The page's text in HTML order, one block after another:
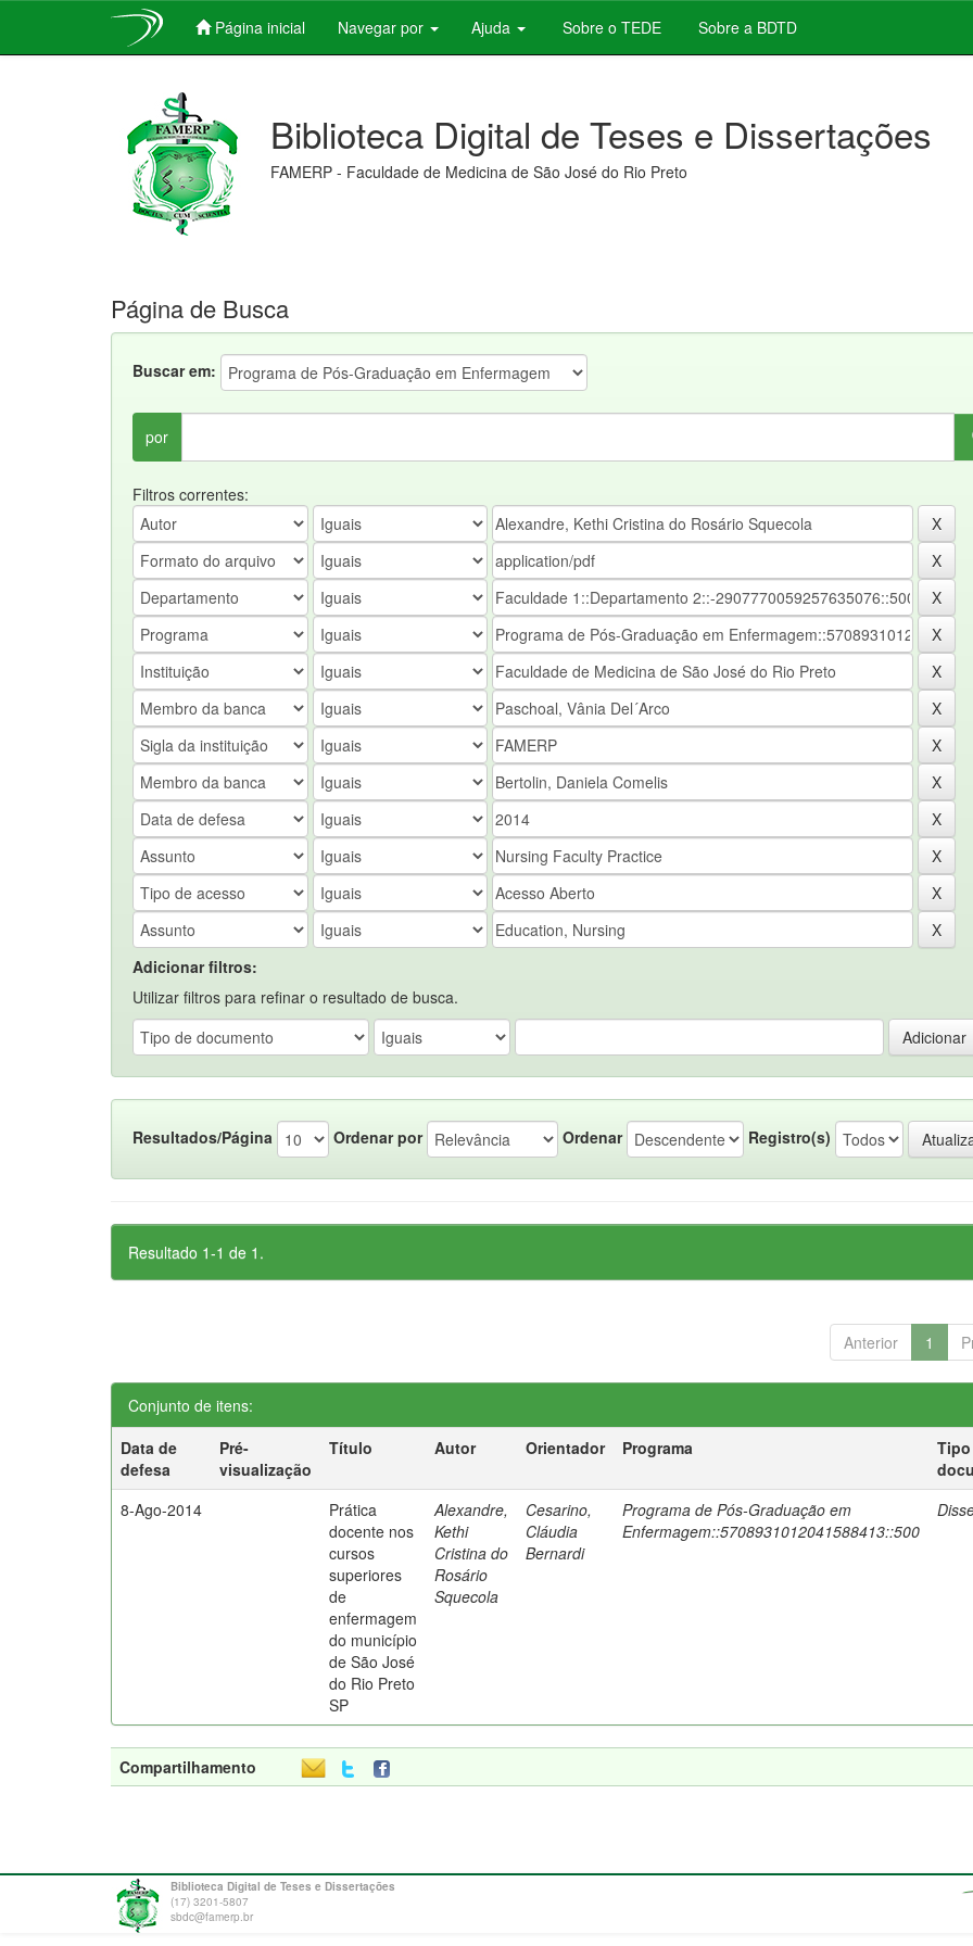
Página inicial Navegar por Ajuda Sobre o TEDE Sobre a BDTD
Biblioteca Digital de Teses e Dissertações
FAMERP - Faculdade de Medicina de São José do Rio Preto
Página de Busca
Buscar em:
por
Filtros correntes:
Adicionar filtros:
Utilizar filtros para refinar o resultado de busca.
Resultados/Página Ordenar por Ordenar Registro(s)
Resultado 1-1 de 1.
Anterior 1
Conjunto de itens:
Data de
defesa
Pré-
visualização
Título Autor Orientador Programa
8-Ago-2014
Prática
docente nos
cursos
superiores
de
enfermagem
do município
de São José
do Rio Preto
SP
Alexandre,
Kethi
Cristina do
Rosário
Squecola
Cesarino,
Cláudia
Bernardi
Programa de Pós-Graduação em
Enfermagem::5708931012041588413::500
Compartilhamento
Biblioteca Digital de Teses e Dissertações
(17) 3201-5807
sbdc@famerp.br